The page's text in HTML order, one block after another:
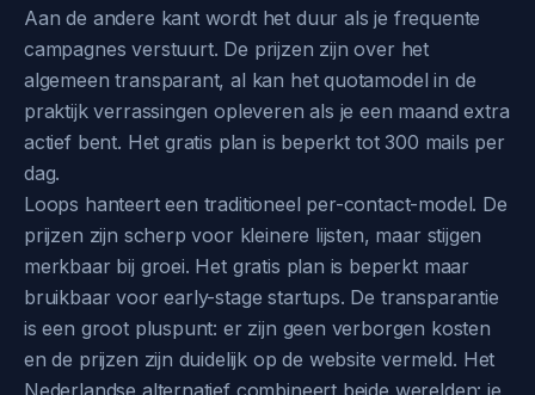
Aan de andere kant wordt het duur als je frequente
campagnes verstuurt. De prijzen zijn over het
algemeen transparant, al kan het quotamodel in de
praktijk verrassingen opleveren als je een maand extra
actief bent. Het gratis plan is beperkt tot 300 mails per
dag.
Loops hanteert een traditioneel per-contact-model. De
prijzen zijn scherp voor kleinere lijsten, maar stijgen
merkbaar bij groei. Het gratis plan is beperkt maar
bruikbaar voor early-stage startups. De transparantie
is een groot pluspunt: er zijn geen verborgen kosten
en de prijzen zijn duidelijk op de website vermeld. Het
Nederlandse alternatief combineert beide werelden: je